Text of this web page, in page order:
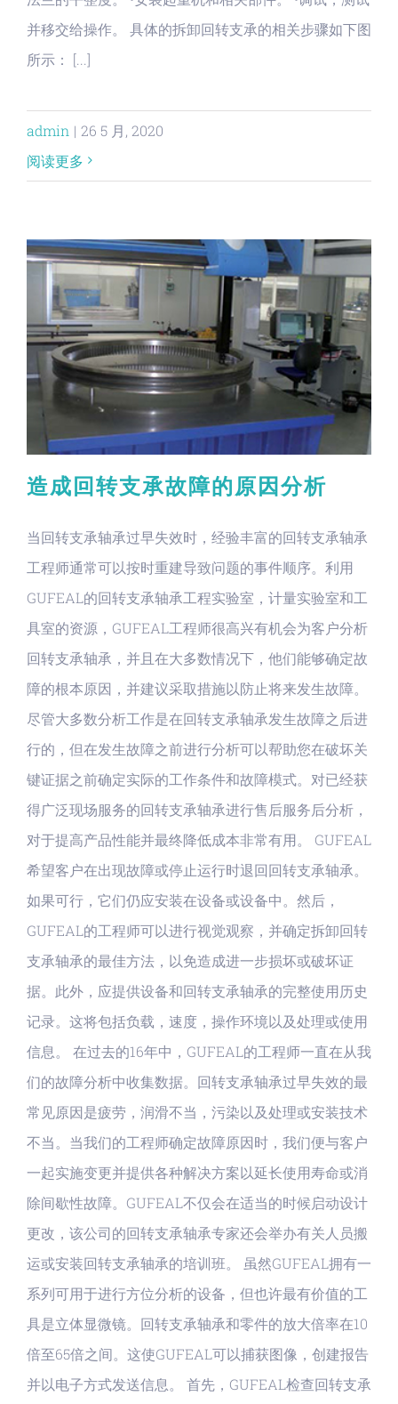
并移交给操作。 具体的拆卸回转支承的相关步骤如下图
所示： [...]
admin | 26 5 月, 2020
阅读更多
造成回转支承故障的原因分析
当回转支承轴承过早失效时，经验丰富的回转支承轴承
工程师通常可以按时重建导致问题的事件顺序。利用
GUFEAL的回转支承轴承工程实验室，计量实验室和工
具室的资源，GUFEAL工程师很高兴有机会为客户分析
回转支承轴承，并且在大多数情况下，他们能够确定故
障的根本原因，并建议采取措施以防止将来发生故障。
尽管大多数分析工作是在回转支承轴承发生故障之后进
行的，但在发生故障之前进行分析可以帮助您在破坏关
键证据之前确定实际的工作条件和故障模式。对已经获
得广泛现场服务的回转支承轴承进行售后服务后分析，
对于提高产品性能并最终降低成本非常有用。 GUFEAL
希望客户在出现故障或停止运行时退回回转支承轴承。
如果可行，它们仍应安装在设备或设备中。然后，
GUFEAL的工程师可以进行视觉观察，并确定拆卸回转
支承轴承的最佳方法，以免造成进一步损坏或破坏证
据。此外，应提供设备和回转支承轴承的完整使用历史
记录。这将包括负载，速度，操作环境以及处理或使用
信息。 在过去的16年中，GUFEAL的工程师一直在从我
们的故障分析中收集数据。回转支承轴承过早失效的最
常见原因是疲劳，润滑不当，污染以及处理或安装技术
不当。当我们的工程师确定故障原因时，我们便与客户
一起实施变更并提供各种解决方案以延长使用寿命或消
除间歇性故障。GUFEAL不仅会在适当的时候启动设计
更改，该公司的回转支承轴承专家还会举办有关人员搬
运或安装回转支承轴承的培训班。 虽然GUFEAL拥有一
系列可用于进行方位分析的设备，但也许最有价值的工
具是立体显微镜。回转支承轴承和零件的放大倍率在10
倍至65倍之间。这使GUFEAL可以捕获图像，创建报告
并以电子方式发送信息。 首先，GUFEAL检查回转支承